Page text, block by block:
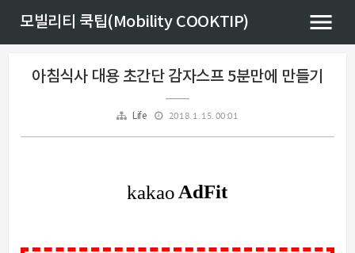
모빌리티 쿡팁(Mobility COOKTIP)
아침식사 대용 초간단 감자스프 5분만에 만들기
Life 2018. 1. 15. 00:01